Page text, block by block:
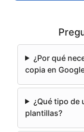
a
¿Por qué
copia en
¿Qué tipo de
plantillas?